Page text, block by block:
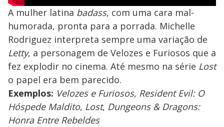
A mulher latina badass, com uma cara mal-
humorada, pronta para a porrada. Michelle
Rodriguez interpreta sempre uma variação de
Letty, a personagem de Velozes e Furiosos que a
fez explodir no cinema. Até mesmo na série Lost
o papel era bem parecido.
Exemplos: Velozes e Furiosos, Resident Evil: O
Hóspede Maldito, Lost, Dungeons & Dragons:
Honra Entre Rebeldes